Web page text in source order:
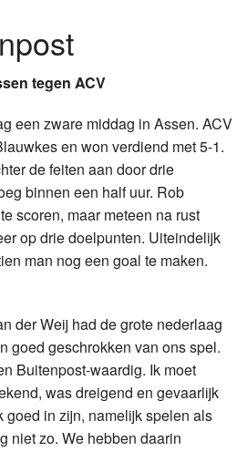
tegen ACV
een zware middag in Assen. ACV
en won verdiend met 5-1.
de feiten aan door drie
binnen een half uur. Rob
scoren, maar meteen na rust
op drie doelpunten. Uiteindelijk
man nog een goal te maken.
der Weij had de grote nederlaag
goed geschrokken van ons spel.
Buitenpost-waardig. Ik moet
was dreigend en gevaarlijk
goed in zijn, namelijk spelen als
niet zo. We hebben daarin